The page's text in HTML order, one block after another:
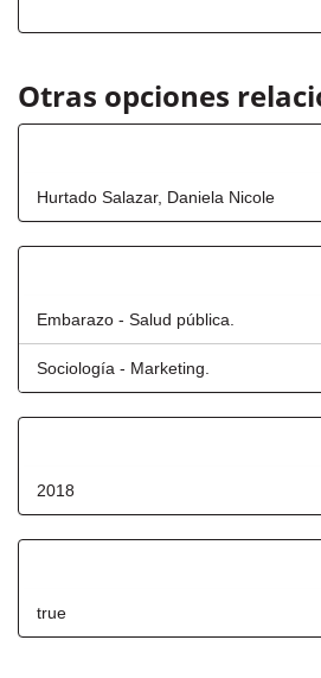
Otras opciones
Hurtado Salazar, Daniela Nicole
Embarazo - Salud pública.
Sociología - Marketing.
2018
true